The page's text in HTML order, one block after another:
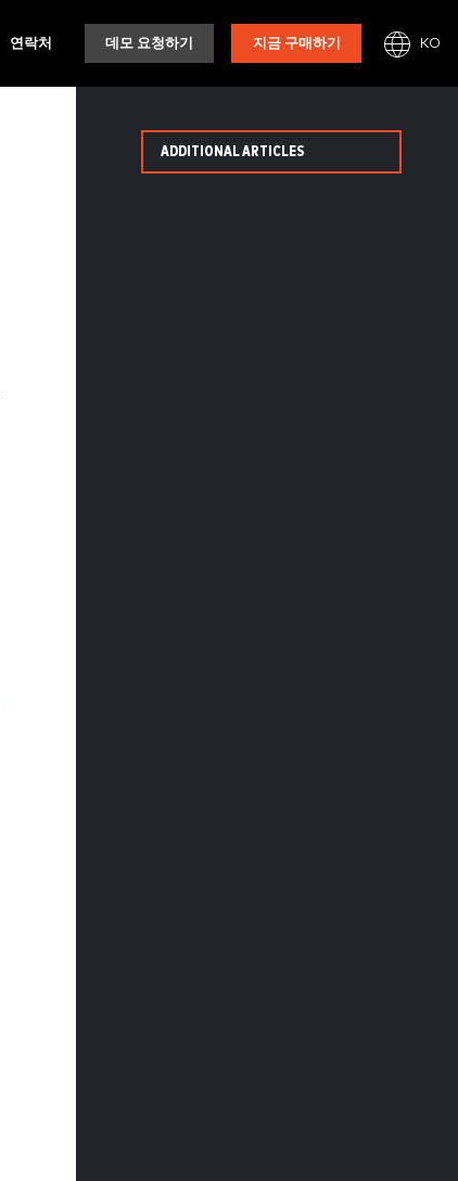
연락처 데모 요청하기 지금 구매하기 KO
ADDITIONAL ARTICLES